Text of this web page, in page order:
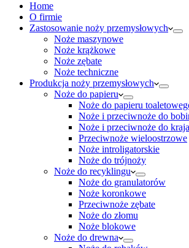
Home
O firmie
Zastosowanie noży przemysłowych
Noże maszynowe
Noże krążkowe
Noże zębate
Noże techniczne
Produkcja noży przemysłowych
Noże do papieru
Noże do papieru
Noże i przeciwnoże do
Noże i przeciwnoże do
Przeciwnoże wieloostrzowe
Noże introligatorskie
Noże do trójnoży
Noże do recyklingu
Noże do granulatorów
Noże koronkowe
Przeciwnoże zębate
Noże do złomu
Noże blokowe
Noże do drewna